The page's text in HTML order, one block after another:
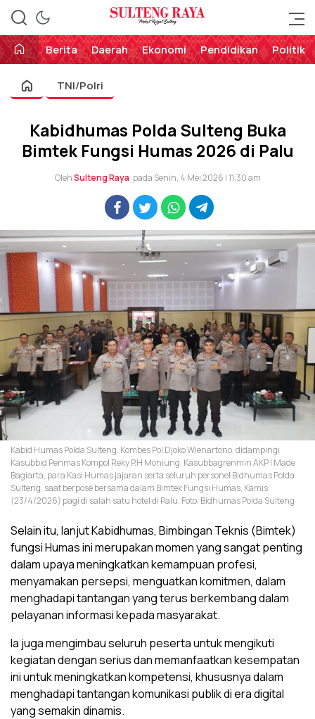
Sulteng Raya
Perekat Rakyat Sulteng
Berita
Daerah Ekonomi Pendidikan Politik
TNI/Polri
Kabidhumas Polda Sulteng Buka
Bimtek Fungsi Humas 2026 di Palu
OlehSulteng Raya pada Senin, 4 Mei 2026 | 11:30 am
Kabid Humas Polda Sulteng, Kombes Pol Djoko Wienartono, didampingi
Kasubbid Penmas Kompol Reky P.H Moniung, Kasubbagrenmin AKP I Made
Bagiarta, para Kasi Humas jajaran serta seluruh personel Bidhumas Polda
Sulteng, saat berpose bersama dalam Bimtek Fungsi Humas, Kamis
(23/4/2026) pagi di salah satu hotel di Palu. Foto: Bidhumas Polda Sulteng
Selain itu, lanjut Kabidhumas, Bimbingan Teknis (Bimtek)
fungsi Humas ini merupakan momen yang sangat penting
dalam upaya meningkatkan kemampuan profesi,
menyamakan persepsi, menguatkan komitmen, dalam
menghadapi tantangan yang terus berkembang dalam
pelayanan informasi kepada masyarakat.
Ia juga mengimbau seluruh peserta untuk mengikuti
kegiatan dengan serius dan memanfaatkan kesempatan
ini untuk meningkatkan kompetensi, khususnya dalam
menghadapi tantangan komunikasi publik di era digital
yang semakin dinamis.